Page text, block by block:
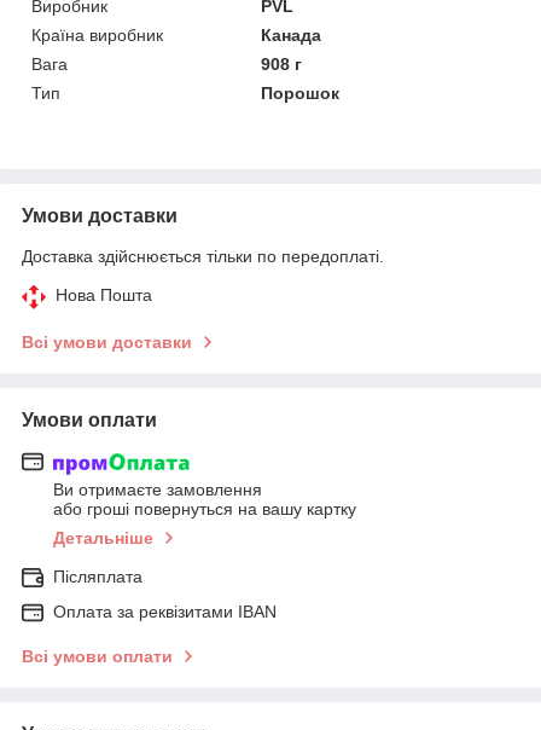
Виробник
PVL
Країна виробник
Канада
Вага
908 г
Тип
Порошок
Умови доставки
Доставка здійснюється тільки по передоплаті.
Нова Пошта
Всі умови доставки
Умови оплати
Ви отримаєте замовлення
або гроші повернуться на вашу картку
Детальніше
Післяплата
Оплата за реквізитами IBAN
Всі умови оплати